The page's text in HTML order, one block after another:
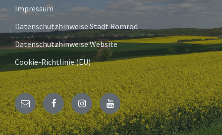
Impressum
Datenschutzhinweise Stadt Romrod
Datenschutzhinweise Website
Cookie-Richtlinie (EU)
E-
Mail
FacebookInstagramYouTube